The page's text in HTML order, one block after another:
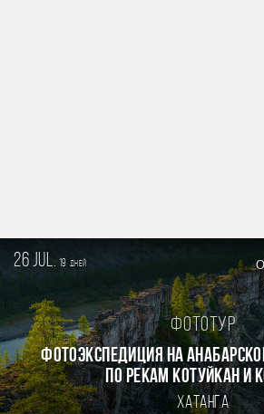
26 jul. 19 дней
Фототур
Фотоэкспедиция на
по рекам Котуйкан и
Хатанга